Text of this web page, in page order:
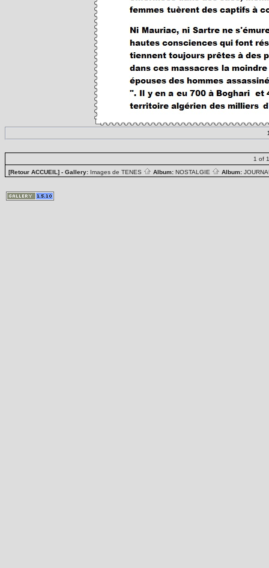
1 of
[Retour ACCUEIL] - Gallery: Images de TENES Album: NOSTALGIE Album: